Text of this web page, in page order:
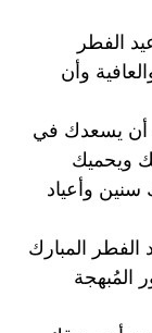
الفطر
وأن
أن يسعدك في
ويحميك
وأعياد
المبارك
المُبهجة